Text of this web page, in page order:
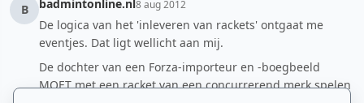
B
badmintonline.nl8 aug 2012
De logica van het 'inleveren van rackets' ontgaat me
eventjes. Dat ligt wellicht aan mij.
De dochter van een Forza-importeur en -boegbeeld
MOET met een racket van een concurrerend merk spelen